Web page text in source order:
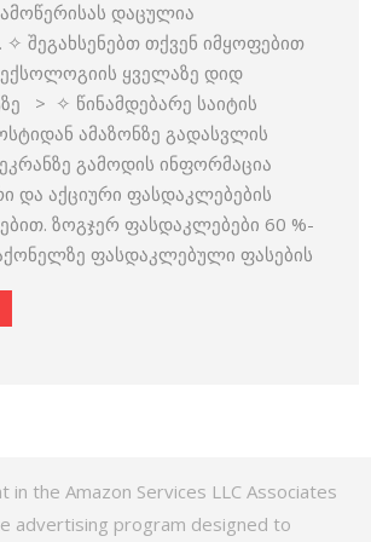
დაცულია
✧ შეგახსენებთ თქვენ იმყოფებით
ყველაზე დიდ
> ✧ წინამდებარე საიტის
ამაზონზე გადასვლის
გამოდის ინფორმაცია
და აქციური ფასდაკლებების
ზოგჯერ ფასდაკლებები 60 %-
ფასდაკლებული ფასების
in the Amazon Services LLC Associates
advertising program designed to